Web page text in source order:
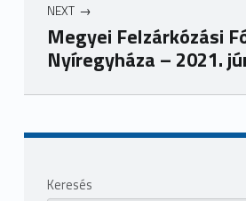
NEXT
Megyei Felzárkózási
Nyíregyháza – 2021.
Skip back to main navigation
Sidebar
Keresés